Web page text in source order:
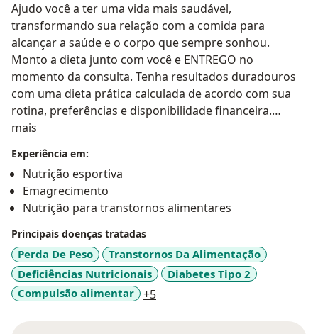
Ajudo você a ter uma vida mais saudável,
transformando sua relação com a comida para
alcançar a saúde e o corpo que sempre sonhou.
Monto a dieta junto com você e ENTREGO no
momento da consulta. Tenha resultados duradouros
com uma dieta prática calculada de acordo com sua
rotina, preferências e disponibilidade financeira.
Trabalho com abordagem comportamental focada no
emagrecimento e melhora da saúde. A abordagem
comportamental atua em casos de pacientes que já
tentaram inúmeras vezes fazer dieta e não tem
sucesso ou não conseguem manter o resultado a
longo prazo.
mais
Experiência em:
Nutrição esportiva
Emagrecimento
Nutrição para transtornos alimentares
Principais doenças tratadas
Perda De Peso
Transtornos Da Alimentação
Deficiências Nutricionais
Diabetes Tipo 2
Compulsão alimentar
+5a11y_sr_more_diseases